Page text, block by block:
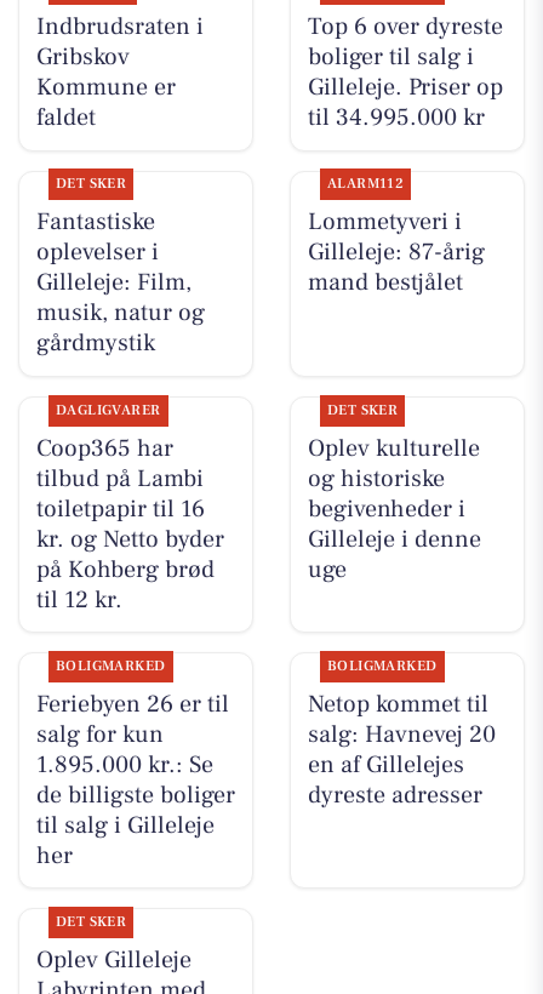
Indbrudsraten i
Gribskov
Kommune er
faldet
Top 6 over dyreste
boliger til salg i
Gilleleje. Priser op
til 34.995.000 kr
DET SKER
Fantastiske
oplevelser i
Gilleleje: Film,
musik, natur og
gårdmystik
ALARM112
Lommetyveri i
Gilleleje: 87-årig
mand bestjålet
DAGLIGVARER
Coop365 har
tilbud på Lambi
toiletpapir til 16
kr. og Netto byder
på Kohberg brød
til 12 kr.
DET SKER
Oplev kulturelle
og historiske
begivenheder i
Gilleleje i denne
uge
BOLIGMARKED
Feriebyen 26 er til
salg for kun
1.895.000 kr.: Se
de billigste boliger
til salg i Gilleleje
her
BOLIGMARKED
Netop kommet til
salg: Havnevej 20
en af Gillelejes
dyreste adresser
DET SKER
Oplev Gilleleje